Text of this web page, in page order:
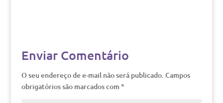
Enviar Comentário
O seu endereço de e-mail não será publicado. Campos
obrigatórios são marcados com *